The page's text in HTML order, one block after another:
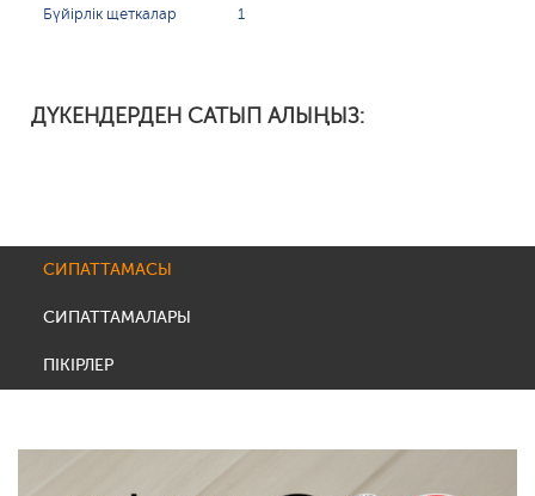
Бүйірлік щеткалар 1
ДҮКЕНДЕРДЕН САТЫП АЛЫҢЫЗ:
СИПАТТАМАСЫ
СИПАТТАМАЛАРЫ
ПІКІРЛЕР